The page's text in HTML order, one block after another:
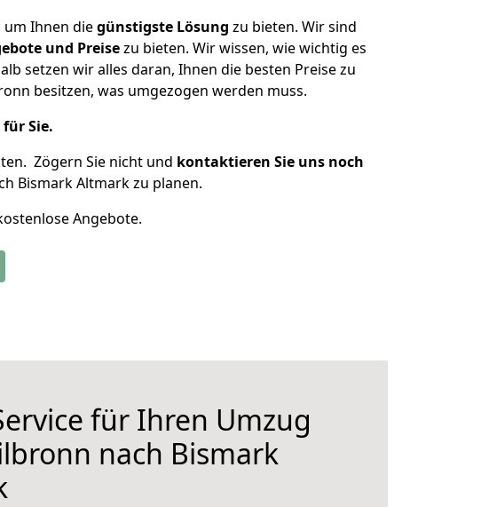
um Ihnen diegünstigste Lösung zu bieten. Wir sind
und Preisezu bieten. Wir wissen, wie wichtig es
setzen wir alles daran, Ihnen die besten Preise zu
besitzen, was umgezogen werden muss.
Sie.
Zögern Sie nicht und kontaktieren Sie uns noch
Bismark Altmark zu planen.
Angebote.
für Ihren Umzug
nach Bismark